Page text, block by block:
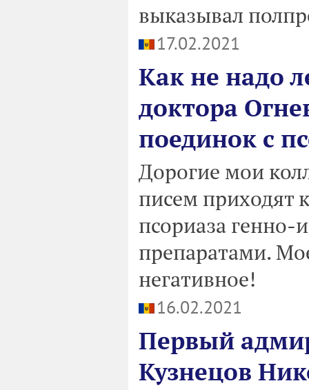
выказывал
17.02.2021
Как не надо
доктора
поединок с
Дорогие мои
писем приходят
псориаза
препаратами.
негативное!
16.02.2021
Первый
Кузнецов